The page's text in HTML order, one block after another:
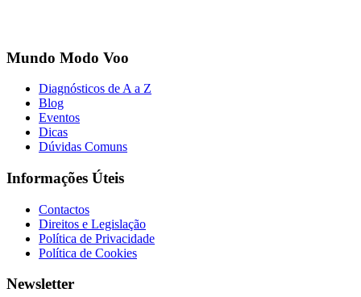
Mundo Modo Voo
Diagnósticos de A a Z
Blog
Eventos
Dicas
Dúvidas Comuns
Informações Úteis
Contactos
Direitos e Legislação
Política de Privacidade
Política de Cookies
Newsletter